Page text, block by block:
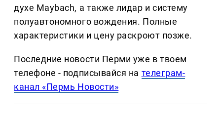
духе Maybach, а также лидар и систему
полуавтономного вождения. Полные
характеристики и цену раскроют позже.
Последние новости Перми уже в твоем
телефоне - подписывайся на телеграм-
канал «Пермь Новости»